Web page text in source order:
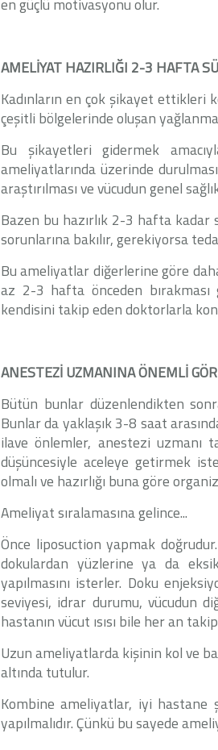
en güçlü motivasyonu olur.
AMELİYAT HAZIRLIĞI 2-3 HAFTA
Kadınların en çok şikayet ettikleri
çeşitli bölgelerinde oluşan
Bu şikayetleri gidermek
ameliyatlarında üzerinde
araştırılması ve vücudun genel
Bazen bu hazırlık 2-3 hafta kadar
sorunlarına bakılır, gerekiyorsa
Bu ameliyatlar diğerlerine göre
az 2-3 hafta önceden bırakması
kendisini takip eden doktorlarla
ANESTEZİ UZMANINA ÖNEMLİ
Bütün bunlar düzenlendikten
Bunlar da yaklaşık 3-8 saat
ilave önlemler, anestezi uzmanı
düşüncesiyle aceleye getirmek
olmalı ve hazırlığı buna göre
Ameliyat sıralamasına gelince...
Önce liposuction yapmak
dokulardan yüzlerine ya da
yapılmasını isterler. Doku
seviyesi, idrar durumu, vücudun
hastanın vücut ısısı bile her an
Uzun ameliyatlarda kişinin kol ve
altında tutulur.
Kombine ameliyatlar, iyi hastane
yapılmalıdır. Çünkü bu sayede